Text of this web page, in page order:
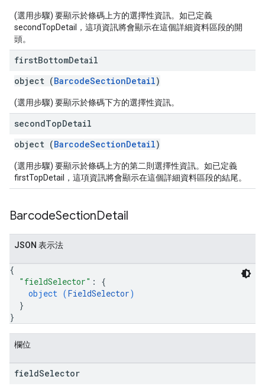
(選用步驟) 要顯示於條碼上方的選擇性資訊。如已定義
secondTopDetail，這項資訊將會顯示在這個詳細資料區段的開
頭。
firstBottomDetail
object (BarcodeSectionDetail)
(選用步驟) 要顯示於條碼下方的選擇性資訊。
secondTopDetail
object (BarcodeSectionDetail)
(選用步驟) 要顯示於條碼上方的第二則選擇性資訊。如已定義
firstTopDetail，這項資訊將會顯示在這個詳細資料區段的結尾。
BarcodeSectionDetail
JSON 表示法
{
"fieldSelector" : {
object (FieldSelector)
}
}
欄位
fieldSelector